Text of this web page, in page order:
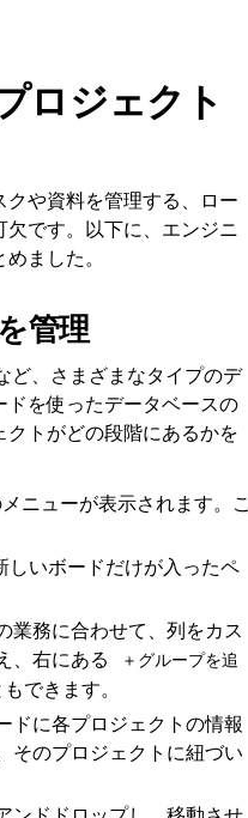
ロジェクト
や資料を管理する、ロー
欠です。以下に、エンジニ
ました。
管理
ど、さまざまなタイプのデ
を使ったデータベースの
トがどの段階にあるかを
ニューが表示されます。こ
しいボードだけが入ったペ
業務に合わせて、列をカス
、右にある
＋グループを追
できます。
ドに各プロジェクトの情報
そのプロジェクトに紐づい